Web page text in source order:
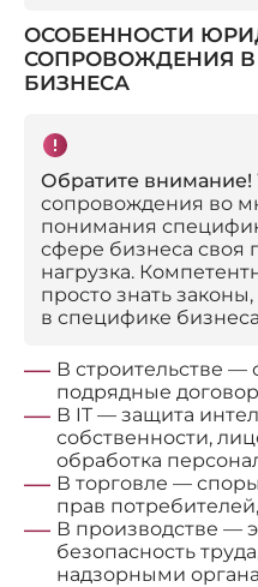
ОСОБЕННОСТИ
СОПРОВОЖДЕНИЯ В
БИЗНЕСА
Обратите внимание!
сопровождения во
понимания
сфере бизнеса своя
нагрузка.
просто знать
в специфике
В строительстве —
подрядные
В IT — защита
собственности,
обработка
В торговле —
прав
В производстве —
безопасность
надзорными